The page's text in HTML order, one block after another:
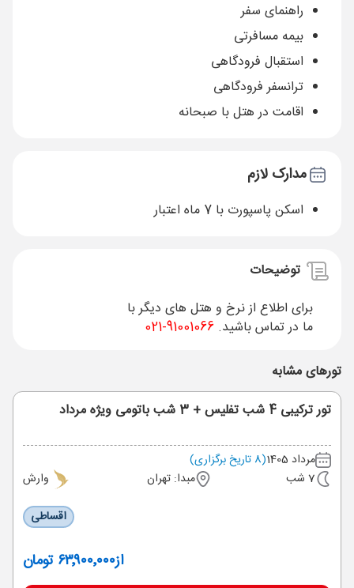
راهنمای سفر
بیمه مسافرتی
استقبال فرودگاهی
ترانسفر فرودگاهی
اقامت در هتل با صبحانه
مدارک لازم
اسکن پاسپورت با 7 ماه اعتبار
توضیحات
برای اطلاع از نرخ و هتل های دیگر با
ما در تماس باشید. 91001066-021
تورهای مشابه
تور ترکیبی 4 شب تفلیس + 3 شب باتومی ویژه مرداد
مرداد 1405
(8 تاریخ برگزاری)
7 شب
مبدا: تهران
وارش
اقساطی
از۶۳٬۹۰۰٬۰۰۰ تومان